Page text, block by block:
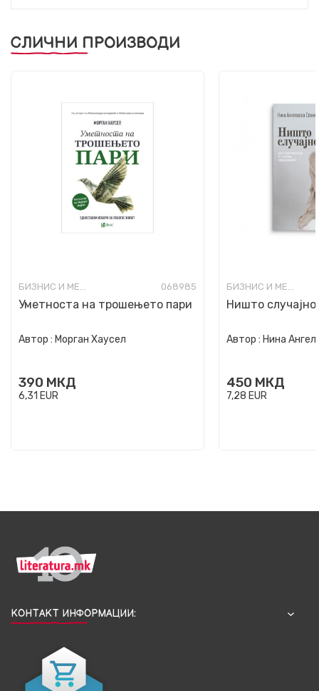
СЛИЧНИ ПРОИЗВОДИ
БИЗНИС И МЕНАЏМЕНТ 068985
Уметноста на трошењето пари
Автор : Морган Хаусел
390 МКД
6,31 EUR
БИЗНИС И МЕНАЏМЕНТ
Ништо случајно
Автор : Нина
450 МКД
7,28 EUR
КОНТАКТ ИНФОРМАЦИИ: